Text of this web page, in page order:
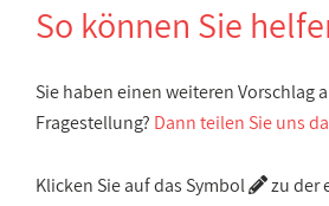
So können Sie
Sie haben einen weiteren Vorschlag
Fragestellung? Dann teilen Sie uns
Klicken Sie auf das Symbol
zu der